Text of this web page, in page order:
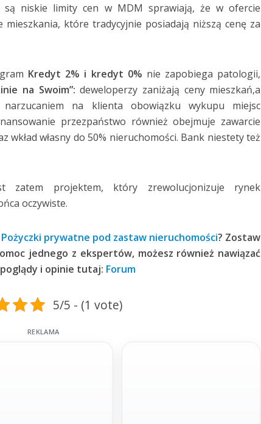
są niskie limity cen w MDM sprawiają, że w ofercie
które tradycyjnie posiadają niższą cenę za
Kredyt 2% i kredyt 0% nie zapobiega patologii,
na Swoim”: deweloperzy zaniżają ceny mieszkań,a
na klienta obowiązku wykupu miejsc
przezpaństwo również obejmuje zawarcie
wkład własny do 50% nieruchomości. Bank niestety też
zatem projektem, który zrewolucjonizuje rynek
oczywiste.
Pożyczki prywatne pod zastaw nieruchomości? Zostaw
jednego z ekspertów, możesz również nawiązać
i opinie tutaj: Forum
5/5 - (1 vote)
REKLAMA